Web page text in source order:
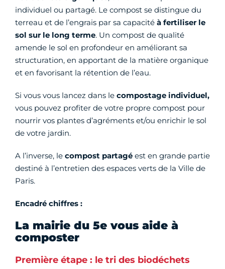
individuel ou partagé. Le compost se distingue du
terreau et de l’engrais par sa capacité à fertiliser le
sol sur le long terme. Un compost de qualité
amende le sol en profondeur en améliorant sa
structuration, en apportant de la matière organique
et en favorisant la rétention de l’eau.
Si vous vous lancez dans le compostage individuel,
vous pouvez profiter de votre propre compost pour
nourrir vos plantes d’agréments et/ou enrichir le sol
de votre jardin.
A l’inverse, le compost partagé est en grande partie
destiné à l’entretien des espaces verts de la Ville de
Paris.
Encadré chiffres :
La mairie du 5e vous aide à
composter
Première étape : le tri des biodéchets